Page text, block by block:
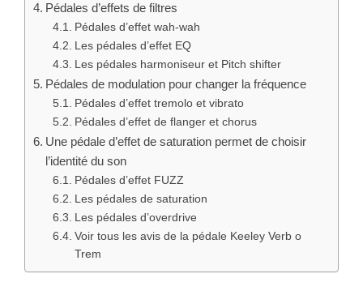
Pédales d’effets de filtres
Pédales d’effet wah-wah
Les pédales d’effet EQ
Les pédales harmoniseur et Pitch shifter
Pédales de modulation pour changer la fréquence
Pédales d’effet tremolo et vibrato
Pédales d’effet de flanger et chorus
Une pédale d’effet de saturation permet de choisir
l’identité du son
Pédales d’effet FUZZ
Les pédales de saturation
Les pédales d’overdrive
Voir tous les avis de la pédale Keeley Verb o
Trem